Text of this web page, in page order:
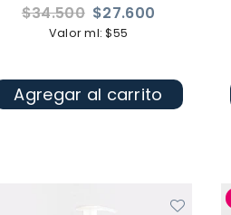
Precio
habitual
$34.500 $27.600
Valor ml: $55
Agregar al carrito